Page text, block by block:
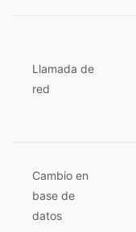
Llamada de
red
Cambio en
base de
datos